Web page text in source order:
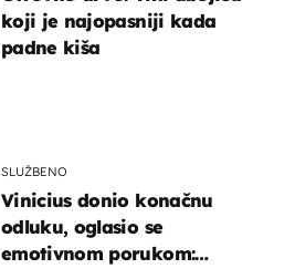
SLUŽBENO
Vinicius donio konačnu
odluku, oglasio se
emotivnom porukom:
koji je najopasniji kada
padne kiša